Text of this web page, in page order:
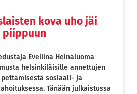
kova uho jäi
piippuun
Eveliina Heinäluoma
helsinkiläisille annettujen
sosiaali- ja
Tänään julkaistussa